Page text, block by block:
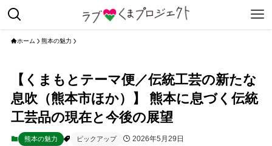
ホーム 熊本の魅力
【くまもとテーマ便／伝統工芸の新たな
息吹（熊本市ほか）】 熊本に息づく伝統
工芸品の現在と今後の展望
熊本の魅力 ピックアップ 2026年5月29日